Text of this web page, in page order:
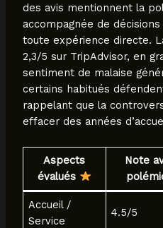
des avis mentionnent la
accompagnée de
toute expérience directe.
2,3/5 sur TripAdvisor, en
sentiment de malaise
certains habitués
rappelant que la
effacer des années
Aspects
évalués
Note
Accueil /
Service
4.5/5